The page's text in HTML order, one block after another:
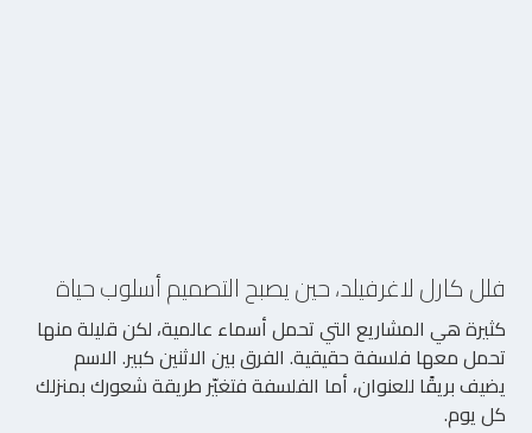
فلل كارل لاغرفيلد، حين يصبح التصميم أسلوب حياة
كثيرة هي المشاريع التي تحمل أسماء عالمية، لكن قليلة منها
تحمل معها فلسفة حقيقية. الفرق بين الاثنين كبير. الاسم
يضيف بريقًا للعنوان، أما الفلسفة فتغيّر طريقة شعورك بمنزلك
كل يوم.